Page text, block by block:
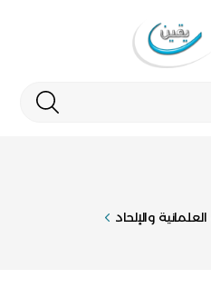
والإلحاد